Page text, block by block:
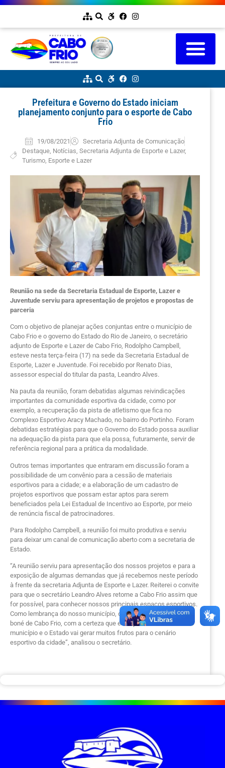
Prefeitura e Governo do Estado iniciam
planejamento conjunto para o esporte de Cabo
Frio
19/08/2021
Secretaria Adjunta de Comunicação
Destaque, Notícias Secretaria Adjunta de Esporte e Lazer,
Turismo, Esporte e Lazer
Reunião na sede da Secretaria Estadual de Esporte, Lazer e
Juventude serviu para apresentação de projetos e propostas de
parceria
Com o objetivo de planejar ações conjuntas entre o município de
Cabo Frio e o governo do Estado do Rio de Janeiro, o secretário
adjunto de Esporte e Lazer de Cabo Frio, Rodolpho Campbell,
esteve nesta terça-feira (17) na sede da Secretaria Estadual de
Esporte, Lazer e Juventude. Foi recebido por Renato Dias,
assessor especial do titular da pasta, Leandro Alves.
Na pauta da reunião, foram debatidas algumas reivindicações
importantes da comunidade esportiva da cidade, como por
exemplo, a recuperação da pista de atletismo que fica no
Complexo Esportivo Aracy Machado, no bairro do Portinho. Foram
debatidas estratégias para que o Governo do Estado possa auxiliar
na adequação da pista para que ela possa, futuramente, servir de
referência regional para a prática da modalidade.
Outros temas importantes que entraram em discussão foram a
possibilidade de um convênio para a cessão de materiais
esportivos para a cidade; e a elaboração de um cadastro de
projetos esportivos que possam estar aptos para serem
beneficiados pela Lei Estadual de Incentivo ao Esporte, por meio
de renúncia fiscal de patrocinadores.
Para Rodolpho Campbell, a reunião foi muito produtiva e serviu
para deixar um canal de comunicação aberto com a secretaria de
Estado.
“A reunião serviu para apresentação dos nossos projetos e para a
exposição de algumas demandas que já recebemos neste período
à frente da secretaria Adjunta de Esporte e Lazer. Reiterei o convite
para que o secretário Leandro Alves retorne a Cabo Frio assim que
for possível, para conhecer nossos principais espaços esportivos.
Como lembrança do nosso município, deixei para o Leandro um
boné de Cabo Frio, com a certeza que essa parceria entre o
município e o Estado vai gerar muitos frutos para o cenário
esportivo da cidade”, analisou o secretário.